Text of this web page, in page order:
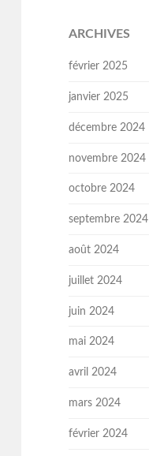
ARCHIVES
février 2025
janvier 2025
décembre 2024
novembre 2024
octobre 2024
septembre 2024
août 2024
juillet 2024
juin 2024
mai 2024
avril 2024
mars 2024
février 2024